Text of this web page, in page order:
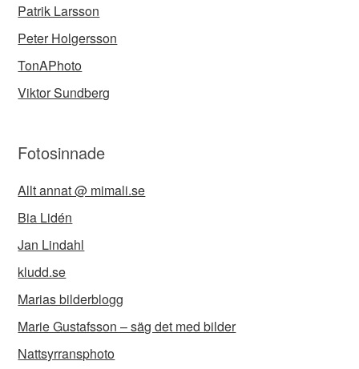
Patrik Larsson
Peter Holgersson
TonAPhoto
Viktor Sundberg
Fotosinnade
Allt annat @ mimali.se
Bia Lidén
Jan Lindahl
kludd.se
Marias bilderblogg
Marie Gustafsson – säg det med bilder
Nattsyrransphoto